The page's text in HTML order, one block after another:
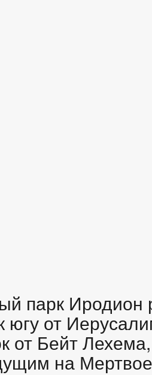
парк Иродион
югу от
от Бейт
на